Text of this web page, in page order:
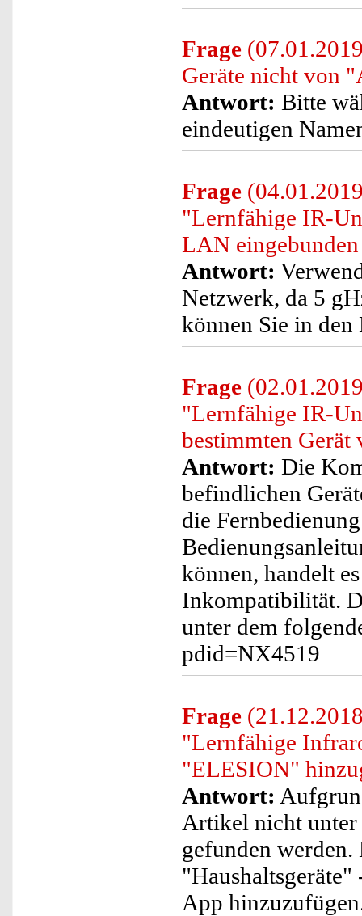
Frage
Geräte nicht von
Antwort: Bitte
eindeutigen
Frage
"Lernfähige IR-
LAN
Antwort:
Netzwerk, da 5
können Sie in den
Frage
"Lernfähige IR-
bestimmten Gerät
Antwort: Die
befindlichen
die
können, handelt
Inkompatibilität.
unter dem
pdid=NX4519
Frage
"Lernfähige
"ELESION"
Antwort:
Artikel nicht
gefunden
App